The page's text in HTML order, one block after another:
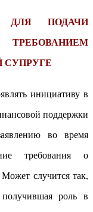
ДЛЯ ПОДАЧИ
инициативу в
поддержки
во время
требования о
случится так,
роль в